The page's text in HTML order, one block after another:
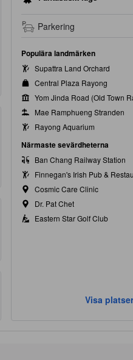
Parkering
Populära landmärken
Supattra Land Orchard
Central Plaza Rayong
Mae Ramphueng Stranden
Rayong Aquarium
Närmaste sevärdheterna
Ban Chang Railway Station
Cosmic Care Clinic
Dr. Pat Chet
Eastern Star Golf Club
Visa